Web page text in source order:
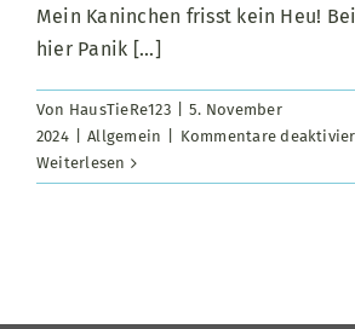
Mein Kaninchen frisst kein Heu!
hier Panik [...]
Von HausTieRe123
5. November
2024
Allgemein Kommentare
Weiterlesen